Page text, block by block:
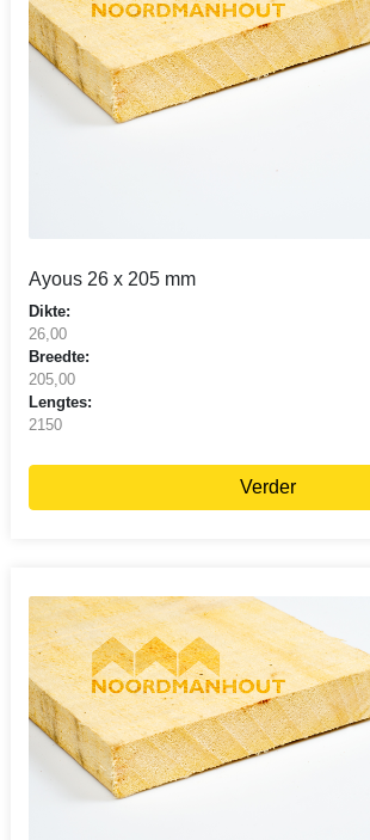
Ayous 26 x 205 mm
Dikte:
26,00
Breedte:
205,00
Lengtes:
2150
Verder